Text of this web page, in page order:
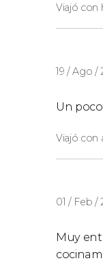
Viajó con
19 / Ago /
Un
Viajó con
01 / Feb /
Muy